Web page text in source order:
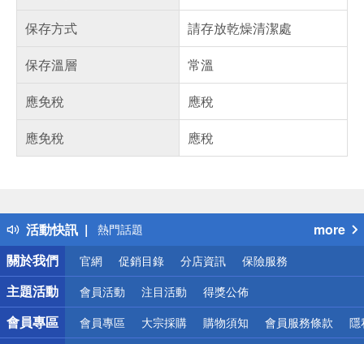
保存方式
請存放乾燥清潔處
保存溫層
常溫
應免稅
應稅
應免稅
應稅
活動快訊
得獎公告
熱門話題
銀行優惠
偏遠地區配送
詐騙網頁！請小心！
more
關於我們
官網 促銷目錄 分店資訊 保險服務
主題活動 會員活動 注目活動 得獎公佈
會員專區 會員專區 大宗採購 購物須知 會員服務條款 隱